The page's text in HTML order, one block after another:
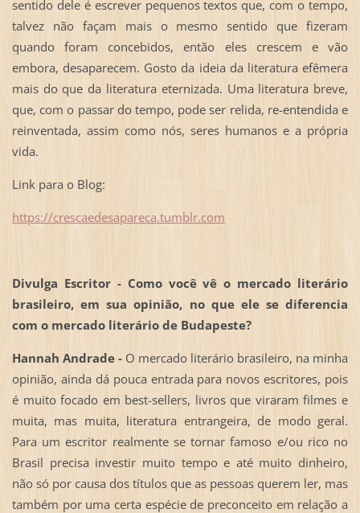
sentido dele é escrever pequenos textos que, com o tempo,
talvez não façam mais o mesmo sentido que fizeram
quando foram concebidos, então eles crescem e vão
embora, desaparecem. Gosto da ideia da literatura efêmera
mais do que da literatura eternizada. Uma literatura breve,
que, com o passar do tempo, pode ser relida, re-entendida e
reinventada, assim como nós, seres humanos e a própria
vida.
Link para o Blog:
https://crescaedesapareca.tumblr.com
Divulga Escritor - Como você vê o mercado literário
brasileiro, em sua opinião, no que ele se diferencia
com o mercado literário de Budapeste?
Hannah Andrade - O mercado literário brasileiro, na minha
opinião, ainda dá pouca entrada para novos escritores, pois
é muito focado em best-sellers, livros que viraram filmes e
muita, mas muita, literatura entrangeira, de modo geral.
Para um escritor realmente se tornar famoso e/ou rico no
Brasil precisa investir muito tempo e até muito dinheiro,
não só por causa dos títulos que as pessoas querem ler, mas
também por uma certa espécie de preconceito em relação a